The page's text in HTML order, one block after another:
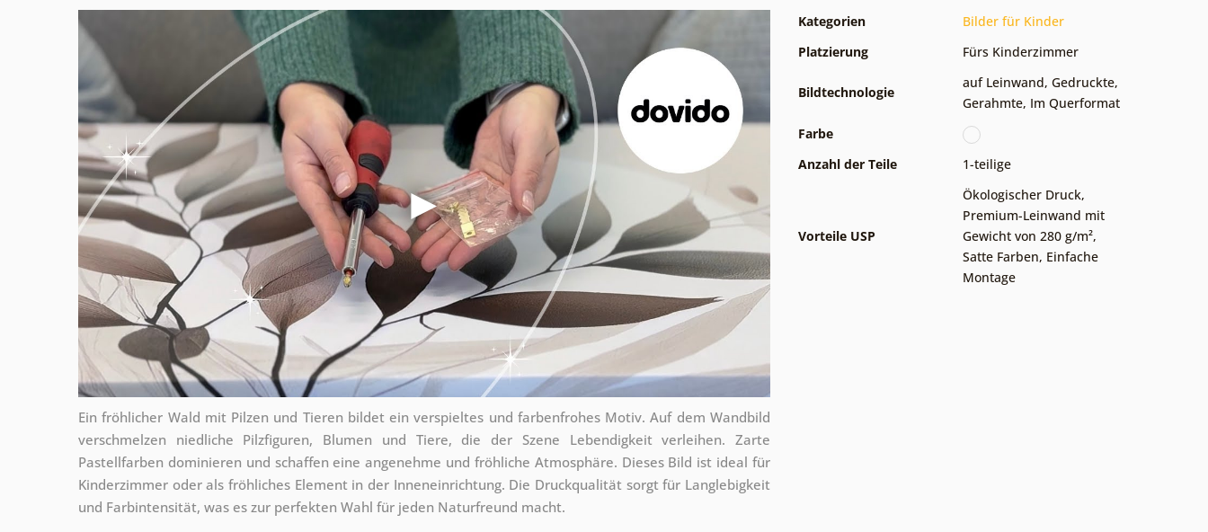
Ein fröhlicher Wald mit Pilzen und Tieren bildet ein verspieltes und farbenfrohes Motiv. Auf dem Wandbild
verschmelzen niedliche Pilzfiguren, Blumen und Tiere, die der Szene Lebendigkeit verleihen. Zarte
Pastellfarben dominieren und schaffen eine angenehme und fröhliche Atmosphäre. Dieses Bild ist ideal für
Kinderzimmer oder als fröhliches Element in der Inneneinrichtung. Die Druckqualität sorgt für Langlebigkeit
und Farbintensität, was es zur perfekten Wahl für jeden Naturfreund macht.
Kategorien
Bilder für Kinder
Platzierung
Fürs Kinderzimmer
Bildtechnologie
auf Leinwand, Gedruckte,
Gerahmte, Im Querformat
Farbe
Anzahl der Teile
1-teilige
Vorteile USP
Ökologischer Druck,
Premium-Leinwand mit
Gewicht von 280 g/m²,
Satte Farben, Einfache
Montage